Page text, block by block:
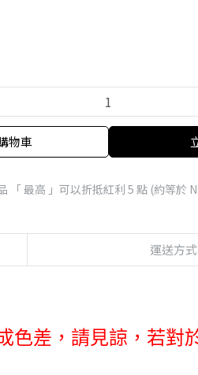
物車
「 最高 」可以折抵紅利5 點 (約等於
運送方式
色差， 請見諒 ，若對